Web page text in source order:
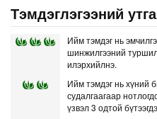
Тэмдэглэгээний утга
Ийм тэмдэг нь
шинжилгээний
илэрхийлнэ.
Ийм тэмдэг нь хүний
судалгаагаар
үзвэл 3 одтой